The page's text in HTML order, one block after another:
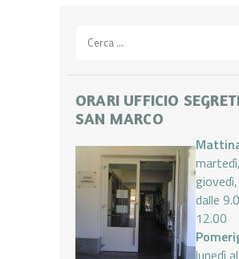
per:
ORARI UFFICIO
SAN MARCO
martedì,
dalle
12.00
lunedì